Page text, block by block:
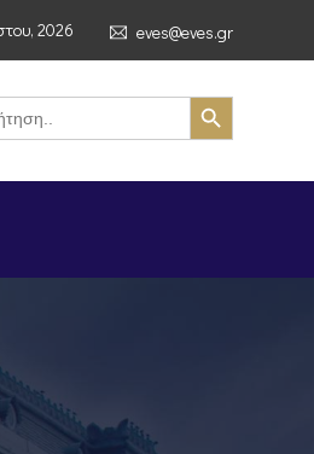
2026 eves@eves.gr
σούπερ μάρκετ MERE στην Ελλάδα –
Search Button